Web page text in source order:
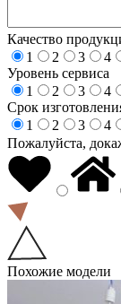
Качество
1
2 3 4
Уровень сервиса
1
2 3 4
Срок
1
2 3 4
Пожалуйста,
Похожие модели